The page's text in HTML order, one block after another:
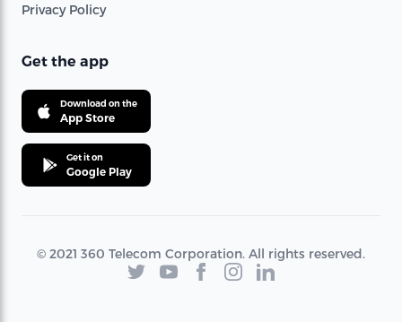
Privacy Policy
Get the app
Download on the
App Store
Get it on
Google Play
© 2021 360 Telecom Corporation. All rights reserved.